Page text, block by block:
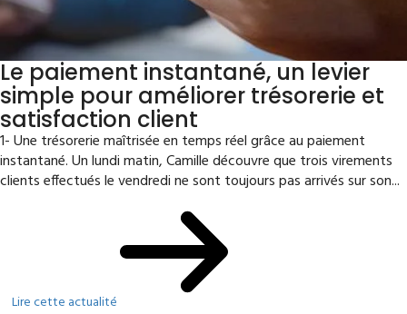
Le paiement instantané, un levier
simple pour améliorer trésorerie et
satisfaction client
1- Une trésorerie maîtrisée en temps réel grâce au paiement
instantané. Un lundi matin, Camille découvre que trois virements
clients effectués le vendredi ne sont toujours pas arrivés sur son...
Lire cette actualité